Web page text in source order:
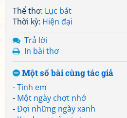
Thể thơ: Lục bát
Thời kỳ: Hiện đại
Trả lời
In bài thơ
Một số bài cùng tác giả
-Tình em
- Một ngày chợt nhớ
-Đợi những ngày xanh